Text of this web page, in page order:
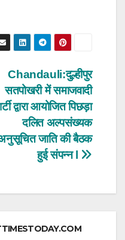
Chandauli:दुल्हीपुर
सतपोखरी में समाजवादी
द्वारा आयोजित पिछड़ा
दलित अल्पसंख्यक
जाति की बैठक
हुई संपन्न l